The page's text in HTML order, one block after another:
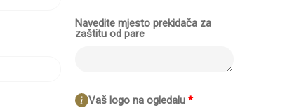
Navedite mjesto prekidača za
zaštitu od pare
*
Vaš logo na ogledalu